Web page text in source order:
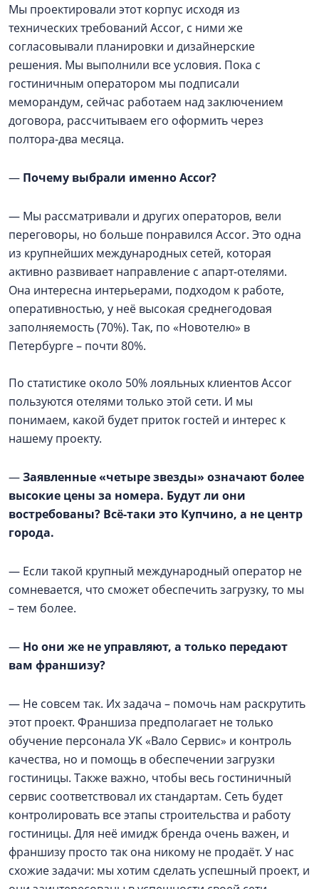
Мы проектировали этот корпус исходя из
технических требований Accor, с ними же
согласовывали планировки и дизайнерские
решения. Мы выполнили все условия. Пока с
гостиничным оператором мы подписали
меморандум, сейчас работаем над заключением
договора, рассчитываем его оформить через
полтора-два месяца.
— Почему выбрали именно Accor?
— Мы рассматривали и других операторов, вели
переговоры, но больше понравился Accor. Это одна
из крупнейших международных сетей, которая
активно развивает направление с апарт-отелями.
Она интересна интерьерами, подходом к работе,
оперативностью, у неё высокая среднегодовая
заполняемость (70%). Так, по «Новотелю» в
Петербурге – почти 80%.
По статистике около 50% лояльных клиентов Accor
пользуются отелями только этой сети. И мы
понимаем, какой будет приток гостей и интерес к
нашему проекту.
—Заявленные «четыре звезды» означают более
высокие цены за номера. Будут ли они
востребованы? Всё-таки это Купчино, а не центр
города.
— Если такой крупный международный оператор не
сомневается, что сможет обеспечить загрузку, то мы
– тем более.
— Но они же не управляют, а только передают
вам франшизу?
— Не совсем так. Их задача – помочь нам раскрутить
этот проект. Франшиза предполагает не только
обучение персонала УК «Вало Сервис» и контроль
качества, но и помощь в обеспечении загрузки
гостиницы. Также важно, чтобы весь гостиничный
сервис соответствовал их стандартам. Сеть будет
контролировать все этапы строительства и работу
гостиницы. Для неё имидж бренда очень важен, и
франшизу просто так она никому не продаёт. У нас
схожие задачи: мы хотим сделать успешный проект, и